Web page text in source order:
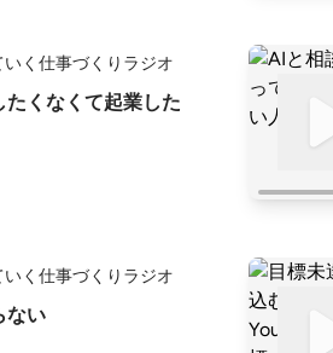
く仕事づくりラジオ
くなくて起業した
く仕事づくりラジオ
ない